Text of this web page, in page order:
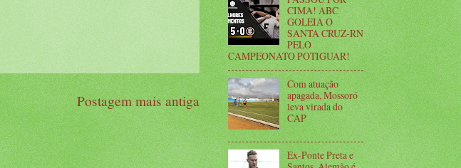
Postagem mais antiga
CIMA! ABC
GOLEIA O
SANTA CRUZ-RN
PELO
CAMPEONATO POTIGUAR!
Com atuação
apagada, Mossoró
leva virada do
CAP
Ex-Ponte Preta e